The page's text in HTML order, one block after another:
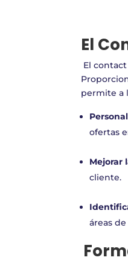
El
El
permite a
ofertas
Mejorar
cliente.
áreas